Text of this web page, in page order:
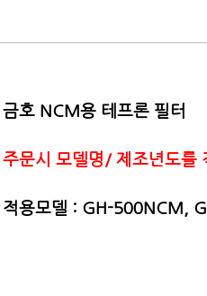
호 NCM용 테프론 필터
문시 모델명/ 제조년도를
용모델 : GH-500NCM,